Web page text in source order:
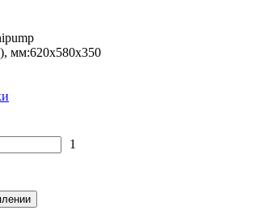
мм:620х580х350
1